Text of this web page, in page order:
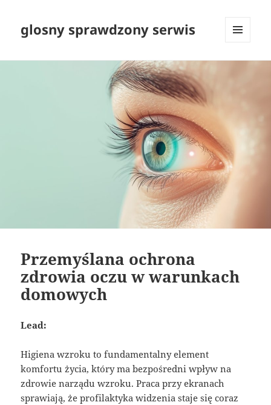
glosny sprawdzony serwis
Przemyślana ochrona
zdrowia oczu w warunkach
domowych
Lead:
Higiena wzroku to fundamentalny element
komfortu życia, który ma bezpośredni wpływ na
zdrowie narządu wzroku. Praca przy ekranach
sprawiają, że profilaktyka widzenia staje się coraz